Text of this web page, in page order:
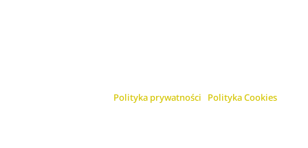
Polityka prywatności Polityka Cookies